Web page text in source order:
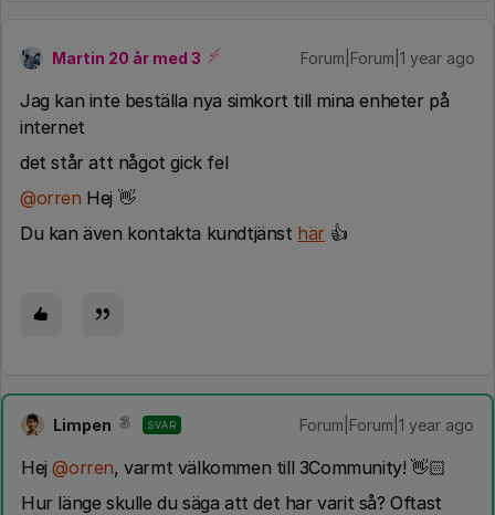
Martin 20 år med 3 Forum|Forum|1 year ago
Jag kan inte beställa nya simkort till mina enheter på
internet
det står att något gick fel
@orren Hej 👋
Du kan även kontakta kundtjänst här 👍
Limpen SVAR Forum|Forum|1 year ago
Hej ​@orren, varmt välkommen till 3Community! 👋🏻
Hur länge skulle du säga att det har varit så? Oftast